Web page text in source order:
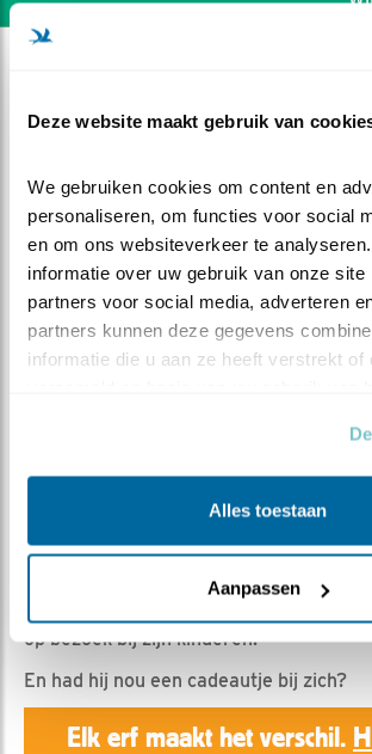
Deze website maakt gebruik van
We gebruiken cookies om content en
personaliseren, om functies voor social
en om ons websiteverkeer te
informatie over uw gebruik van onze site
partners voor social media, adverteren
partners kunnen deze gegevens
informatie die u aan ze heeft verstrekt of
Alles toestaan
Aanpassen
Man op bezoek bij
Geert | Geplaatst op 7 augustus 2019,
op bezoek bij zijn kinderen.
En had hij nou een cadeautje bij zich?
Elk erf maakt het verschil.